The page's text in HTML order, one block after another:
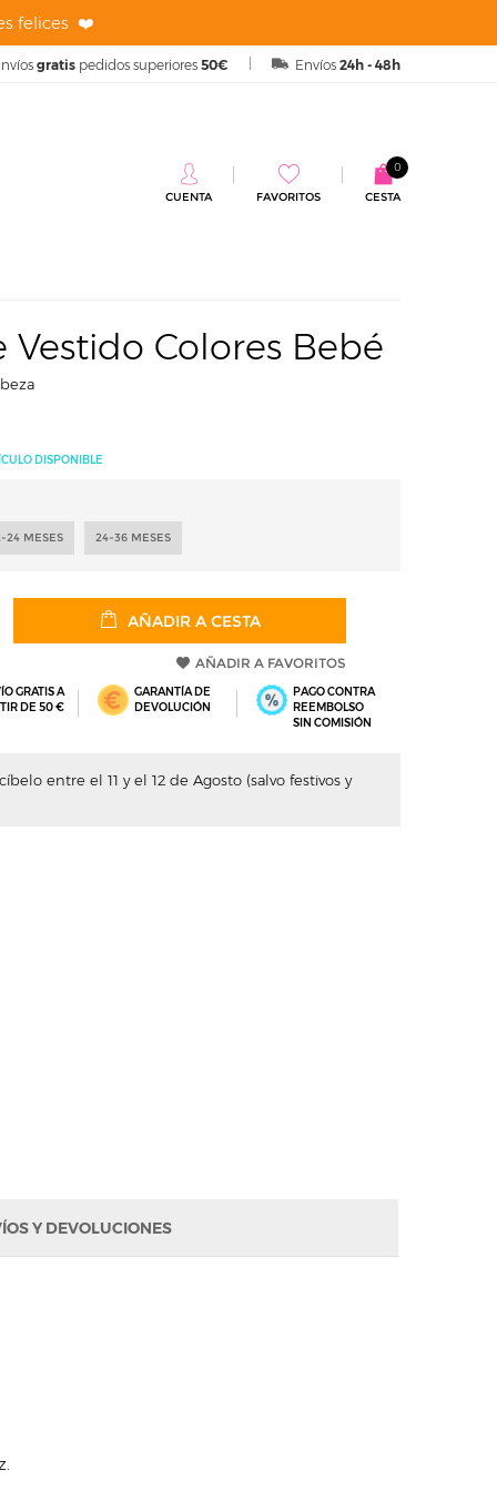
felices ❤️
Envíos 24h - 48h
gratis pedidos superiores 50€
CESTA
0
CUENTA FAVORITOS
Vestido Colores Bebé
DISPONIBLE
24 MESES 24-36 MESES
AÑADIR A CESTA
AÑADIR A FAVORITOS
GRATIS A
DE 50 €
GARANTÍA DE
DEVOLUCIÓN
PAGO CONTRA
REEMBOLSO
SIN COMISIÓN
entre el 11 y el 12 de Agosto (salvo festivos y
Y DEVOLUCIONES